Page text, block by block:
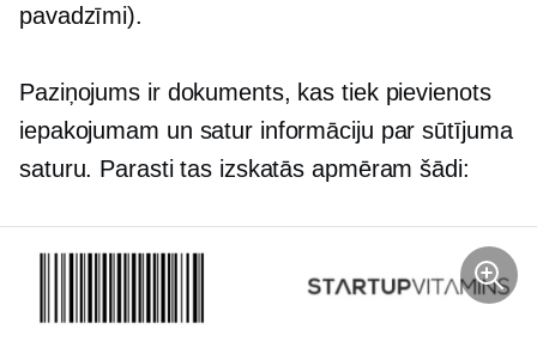
pavadzīmi).
Paziņojums ir dokuments, kas tiek pievienots
iepakojumam un satur informāciju par sūtījuma
saturu. Parasti tas izskatās apmēram šādi: